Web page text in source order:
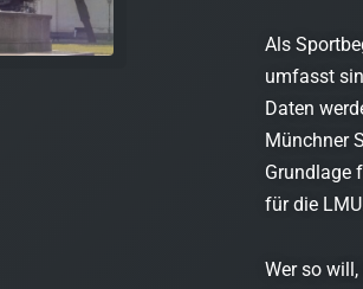
Als
umfasst
Daten
Münchner
Grundlage
für die
Wer so